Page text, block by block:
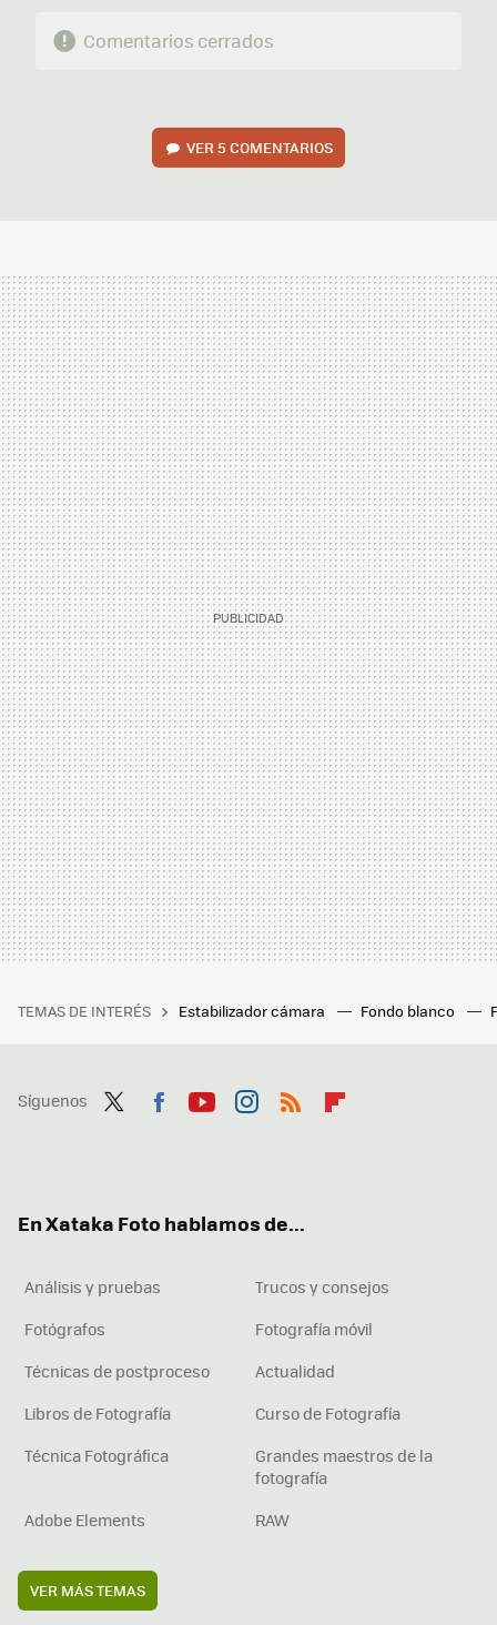
Comentarios cerrados
VER5 COMENTARIOS
TEMAS DE INTERÉS Estabilizador cámara Fondo blanco
Síguenos
En Xataka Foto hablamos de...
Análisis y pruebas
Trucos y consejos
Fotógrafos
Fotografía móvil
Técnicas de postproceso
Actualidad
Libros de Fotografía
Curso de Fotografía
Técnica Fotográfica
Grandes maestros de la
fotografía
Adobe Elements
RAW
VER MÁS TEMAS